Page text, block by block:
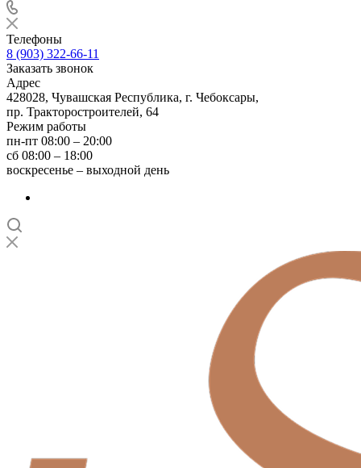
Телефоны
8 (903) 322-66-11
Заказать звонок
Адрес
428028, Чувашская Республика, г. Чебоксары,
пр. Тракторостроителей, 64
Режим работы
пн-пт 08:00 – 20:00
сб 08:00 – 18:00
воскресенье – выходной день